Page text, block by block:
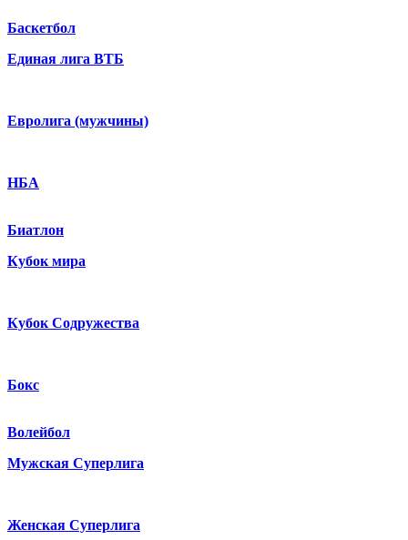
Баскетбол
Единая лига ВТБ
Евролига (мужчины)
НБА
Биатлон
Кубок мира
Кубок Содружества
Бокс
Волейбол
Мужская Суперлига
Женская Суперлига